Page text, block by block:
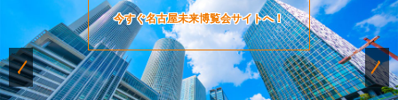
今すぐ名古屋未来博覧会サイトへ！